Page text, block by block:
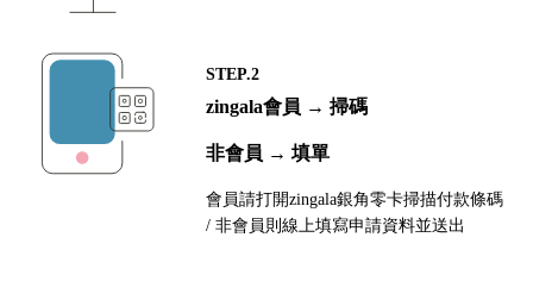
STEP.2
zingala會員 → 掃碼
非會員 → 填單
會員請打開zingala銀角零卡掃描付款條碼
/ 非會員則線上填寫申請資料並送出